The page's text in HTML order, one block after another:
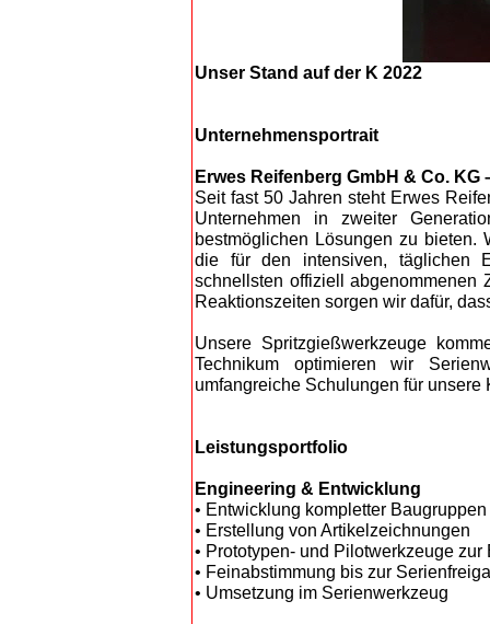
Unser Stand auf der K 2022
Unternehmensportrait
Erwes Reifenberg GmbH & Co.
Seit fast 50 Jahren steht Erwes
Unternehmen in zweiter
bestmöglichen Lösungen zu bieten.
die für den intensiven, täglichen
schnellsten offiziell abgenommenen
Reaktionszeiten sorgen wir dafür,
Unsere Spritzgießwerkzeuge
Technikum optimieren wir
umfangreiche Schulungen für unsere
Leistungsportfolio
Engineering & Entwicklung
• Entwicklung kompletter Baugruppen
• Erstellung von Artikelzeichnungen
• Prototypen- und Pilotwerkzeuge
• Feinabstimmung bis zur
• Umsetzung im Serienwerkzeug